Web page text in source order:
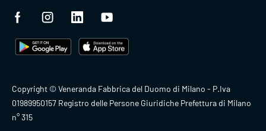
Copyright © Veneranda Fabbrica del Duomo di Milano - P.Iva
01989950157 Registro delle Persone Giuridiche Prefettura di Milano
n° 315